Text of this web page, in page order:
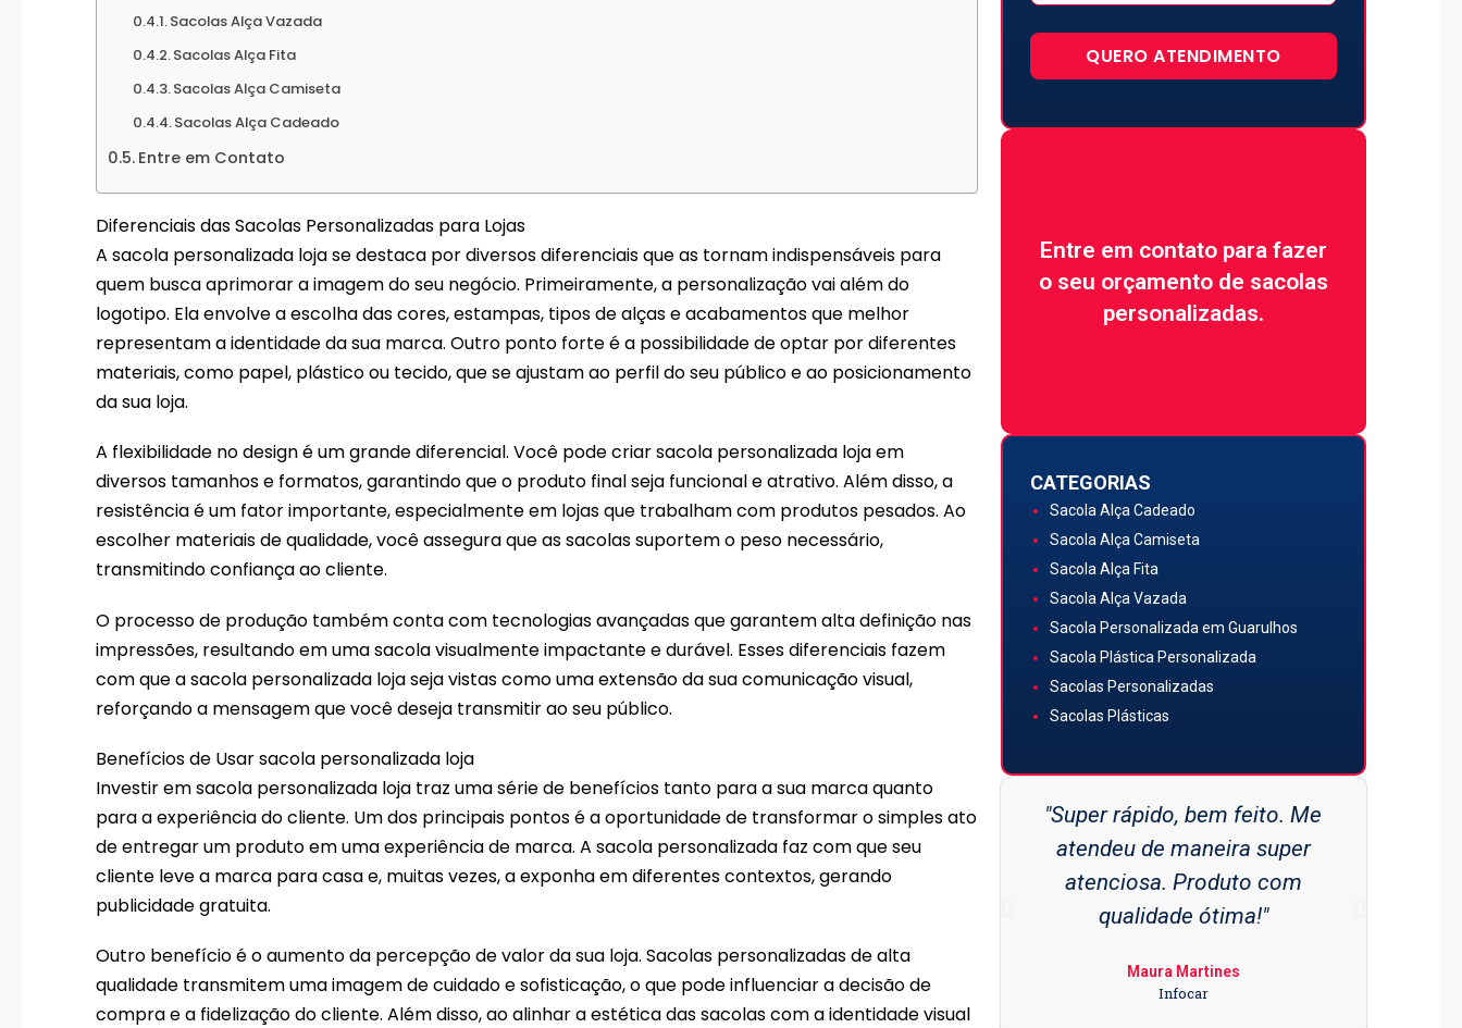
Sacolas Alça Vazada
Sacolas Alça Fita
Sacolas Alça Camiseta
Sacolas Alça Cadeado
Entre em Contato
Diferenciais das Sacolas Personalizadas para Lojas
A sacola personalizada loja se destaca por diversos diferenciais que as tornam indispensáveis para
quem busca aprimorar a imagem do seu negócio. Primeiramente, a personalização vai além do
logotipo. Ela envolve a escolha das cores, estampas, tipos de alças e acabamentos que melhor
representam a identidade da sua marca. Outro ponto forte é a possibilidade de optar por diferentes
materiais, como papel, plástico ou tecido, que se ajustam ao perfil do seu público e ao posicionamento
da sua loja.
A flexibilidade no design é um grande diferencial. Você pode criar sacola personalizada loja em
diversos tamanhos e formatos, garantindo que o produto final seja funcional e atrativo. Além disso, a
resistência é um fator importante, especialmente em lojas que trabalham com produtos pesados. Ao
escolher materiais de qualidade, você assegura que as sacolas suportem o peso necessário,
transmitindo confiança ao cliente.
O processo de produção também conta com tecnologias avançadas que garantem alta definição nas
impressões, resultando em uma sacola visualmente impactante e durável. Esses diferenciais fazem
com que a sacola personalizada loja seja vistas como uma extensão da sua comunicação visual,
reforçando a mensagem que você deseja transmitir ao seu público.
Benefícios de Usar sacola personalizada loja
Investir em sacola personalizada loja traz uma série de benefícios tanto para a sua marca quanto
para a experiência do cliente. Um dos principais pontos é a oportunidade de transformar o simples ato
de entregar um produto em uma experiência de marca. A sacola personalizada faz com que seu
cliente leve a marca para casa e, muitas vezes, a exponha em diferentes contextos, gerando
publicidade gratuita.
Outro benefício é o aumento da percepção de valor da sua loja. Sacolas personalizadas de alta
qualidade transmitem uma imagem de cuidado e sofisticação, o que pode influenciar a decisão de
compra e a fidelização do cliente. Além disso, ao alinhar a estética das sacolas com a identidade visual
QUERO ATENDIMENTO
Entre em contato para fazer
o seu orçamento de sacolas
personalizadas.
conosco agora:
Quero Atendimento
CATEGORIAS
Sacola Alça Cadeado
Sacola Alça Camiseta
Sacola Alça Fita
Sacola Alça Vazada
Sacola Personalizada em Guarulhos
Sacola Plástica Personalizada
Sacolas Personalizadas
Sacolas Plásticas
"Super rápido, bem feito. Me
atendeu de maneira super
atenciosa. Produto com
qualidade ótima!"
Maura Martines
Infocar